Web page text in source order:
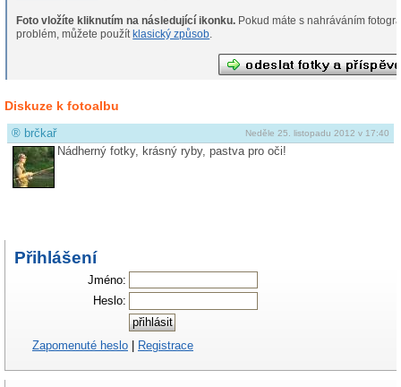
Foto vložíte kliknutím na následující ikonku.
problém, můžete použít klasický způsob.
Diskuze k fotoalbu
Neděle 25. listopadu 2012 v 17:40
® brčkař
Nádherný fotky, krásný ryby, pastva pro oči!
Přihlášení
Jméno:
Heslo:
Zapomenuté heslo Registrace